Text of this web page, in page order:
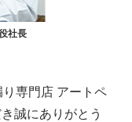
社長
専門店 アートペ
誠にありがとう